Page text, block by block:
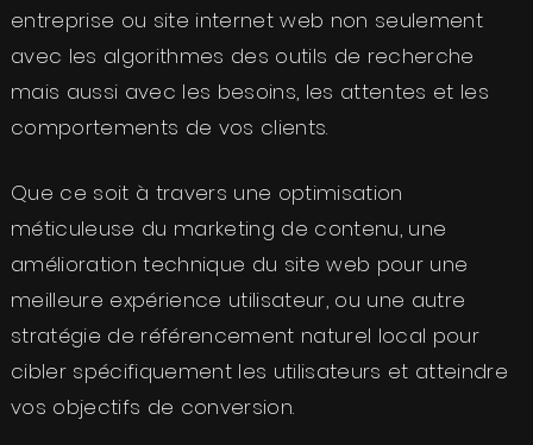
entreprise ou site internet web non seulement
avec les algorithmes des outils de recherche
mais aussi avec les besoins, les attentes et les
comportements de vos clients.
Que ce soit à travers une optimisation
méticuleuse du marketing de contenu, une
amélioration technique du site web pour une
meilleure expérience utilisateur, ou une autre
stratégie de référencement naturel local pour
cibler spécifiquement les utilisateurs et atteindre
vos objectifs de conversion.